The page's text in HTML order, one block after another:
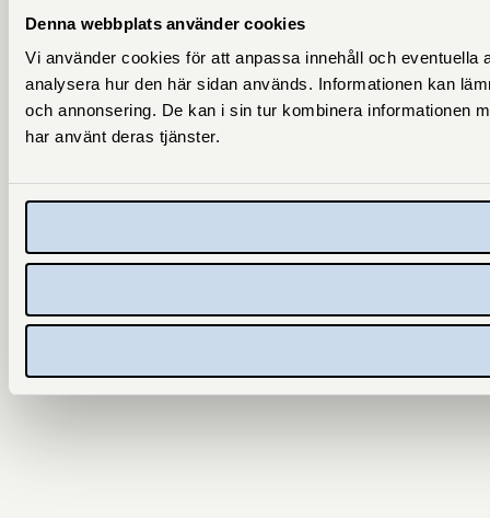
Denna webbplats använder cookies
Vi använder cookies för att anpassa innehåll och
analysera hur den här sidan används. Informationen kan
och annonsering. De kan i sin tur kombinera informationen
har använt deras tjänster.